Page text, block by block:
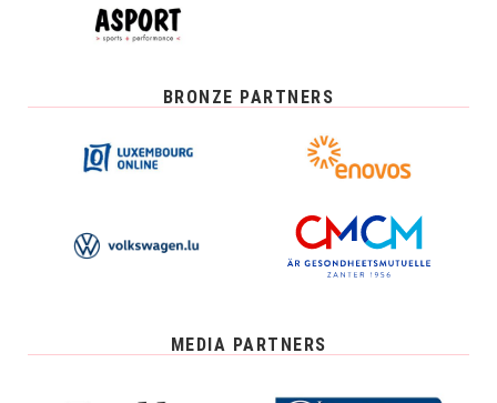
BRONZE PARTNERS
MEDIA PARTNERS